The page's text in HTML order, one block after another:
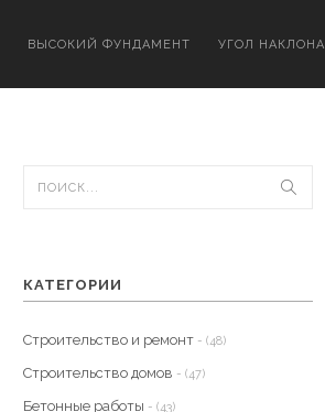
ВЫСОКИЙ ФУНДАМЕНТ УГОЛ НАКЛОНА
КАТЕГОРИИ
Строительство и ремонт - (48)
Строительство домов - (47)
Бетонные работы - (43)